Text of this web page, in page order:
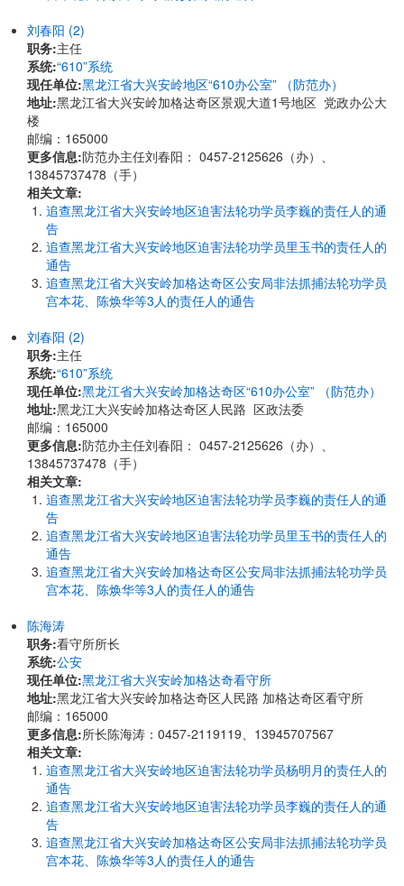
刘春阳 (2)
职务:主任
系统:“610”系统
现任单位:黑龙江省大兴安岭地区“610办公室” （防范办）
地址:黑龙江省大兴安岭加格达奇区景观大道1号地区 党政办公大
楼
邮编：165000
更多信息:防范办主任刘春阳： 0457-2125626（办）、
13845737478（手）
相关文章:
追查黑龙江省大兴安岭地区迫害法轮功学员李巍的责任人的通
告
追查黑龙江省大兴安岭地区迫害法轮功学员里玉书的责任人的
通告
追查黑龙江省大兴安岭加格达奇区公安局非法抓捕法轮功学员
宫本花、陈焕华等3人的责任人的通告
刘春阳 (2)
职务:主任
系统:“610”系统
现任单位:黑龙江省大兴安岭加格达奇区“610办公室” （防范办）
地址:黑龙江大兴安岭加格达奇区人民路 区政法委
邮编：165000
更多信息:防范办主任刘春阳： 0457-2125626（办）、
13845737478（手）
相关文章:
追查黑龙江省大兴安岭地区迫害法轮功学员李巍的责任人的通
告
追查黑龙江省大兴安岭地区迫害法轮功学员里玉书的责任人的
通告
追查黑龙江省大兴安岭加格达奇区公安局非法抓捕法轮功学员
宫本花、陈焕华等3人的责任人的通告
陈海涛
职务:看守所所长
系统:公安
现任单位:黑龙江省大兴安岭加格达奇看守所
地址:黑龙江省大兴安岭加格达奇区人民路 加格达奇区看守所
邮编：165000
更多信息:所长陈海涛：0457-2119119、13945707567
相关文章:
追查黑龙江省大兴安岭地区迫害法轮功学员杨明月的责任人的
通告
追查黑龙江省大兴安岭地区迫害法轮功学员李巍的责任人的通
告
追查黑龙江省大兴安岭加格达奇区公安局非法抓捕法轮功学员
宫本花、陈焕华等3人的责任人的通告